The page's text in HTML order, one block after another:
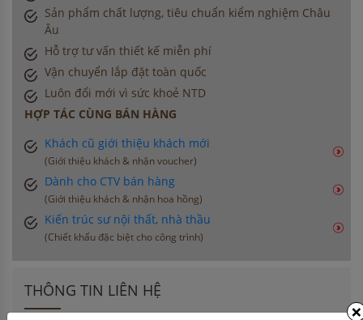
Sản phẩm chất lượng, tiêu chuẩn kiểm nghiệm Châu
Âu
Hỗ trợ tư vấn thiết kế miễn phí
Vận chuyển lắp đặt toàn quốc
Luôn đổi mới vì sức khoẻ NTD
HỢP TÁC CÙNG BÁN HÀNG
Khách cũ giới thiệu khách mới
(Giới thiệu khách & nhận voucher)
Dành cho CTV bán hàng
(Giới thiệu khách & nhận hoa hồng)
Kiến trúc sư nội thất, nhà thầu
(Chiết khấu đặc biệt cho công trình)
THÔNG TIN LIÊN HỆ
×